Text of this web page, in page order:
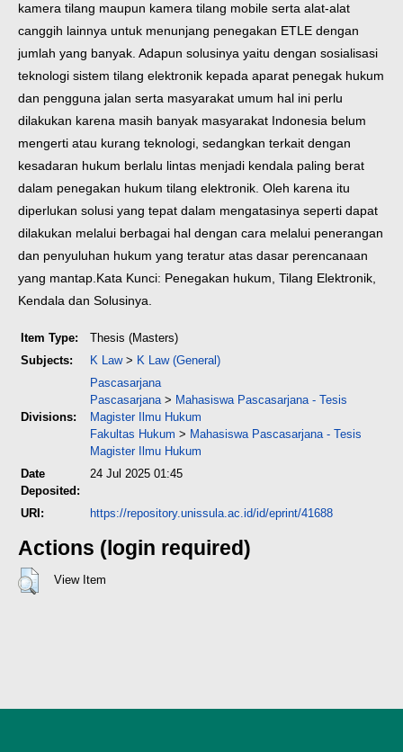
kamera tilang maupun kamera tilang mobile serta alat-alat
canggih lainnya untuk menunjang penegakan ETLE dengan
jumlah yang banyak. Adapun solusinya yaitu dengan sosialisasi
teknologi sistem tilang elektronik kepada aparat penegak hukum
dan pengguna jalan serta masyarakat umum hal ini perlu
dilakukan karena masih banyak masyarakat Indonesia belum
mengerti atau kurang teknologi, sedangkan terkait dengan
kesadaran hukum berlalu lintas menjadi kendala paling berat
dalam penegakan hukum tilang elektronik. Oleh karena itu
diperlukan solusi yang tepat dalam mengatasinya seperti dapat
dilakukan melalui berbagai hal dengan cara melalui penerangan
dan penyuluhan hukum yang teratur atas dasar perencanaan
yang mantap.Kata Kunci: Penegakan hukum, Tilang Elektronik,
Kendala dan Solusinya.
Item Type:
Thesis (Masters)
Subjects:
K Law> K Law (General)
Divisions:
Pascasarjana
Pascasarjana> Mahasiswa Pascasarjana - Tesis
Magister Ilmu Hukum
Fakultas Hukum > Mahasiswa Pascasarjana - Tesis
Magister Ilmu Hukum
Date
Deposited:
24 Jul 2025 01:45
URI: https://repository.unissula.ac.id/id/eprint/41688
Actions (login required)
View Item